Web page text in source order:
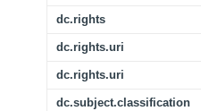
dc.rights
dc.rights.uri
dc.rights.uri
dc.subject.classification